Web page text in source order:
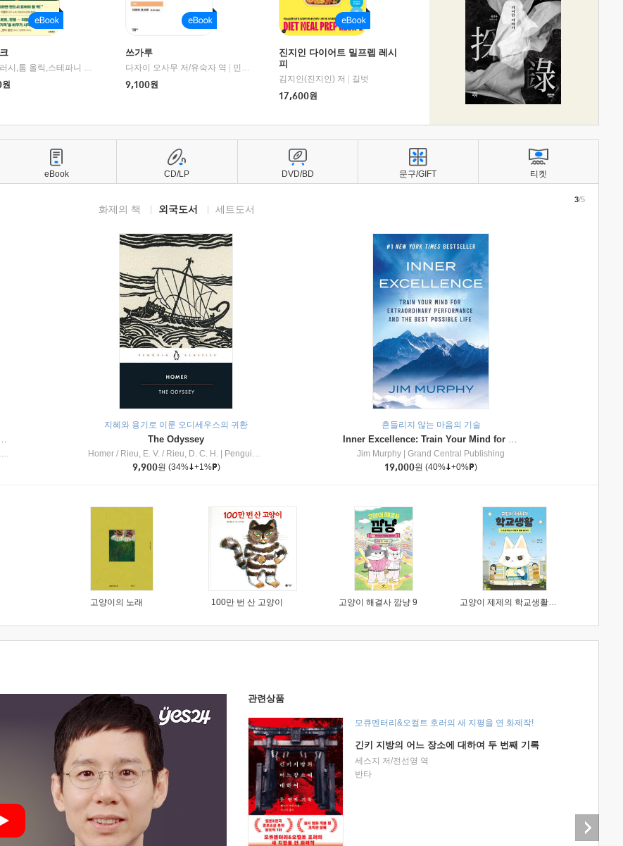
제이미 러시,톰 올릭,스테파니 플랜더스 편저/임경은 역/박정호 감수 |
교보문고
원
쓰가루
다자이 오사무 저/유숙자 역
민음사
9,100원
진지인 다이어트 밀프렙 레시
피
김지인(진지인) 저
길벗
17,600원
화제의 책 외국도서 세트도서
of the Ruby Dragon (A Branches Book)
지혜와 용기로 이룬 오디세우스의 귀환
The Odyssey
Homer / Rieu, E. V. / Rieu, D. C. H.
Penguin Group
9,900원 (34% +1% )
흔들리지 않는 마음의 기술
Inner Excellence: Train Your Mind for Extraordinary Performance and the Best Possible Life
Jim Murphy
Grand Central Publishing
19,000원 (40% +0% )
3/5
고양이의 노래 100만 번 산 고양이 고양이 해결사 깜냥 9 고양이 제제의 학교생활 1 : 초등학생이 이렇게 힘들 줄이야
eBook CD/LP DVD/BD 문구/GIFT 티켓
관련상품
모큐멘터리&오컬트 호러의 새 지평을 연 화제작!
긴키 지방의 어느 장소에 대하여 두 번째 기록
세스지 저/전선영 역
반타